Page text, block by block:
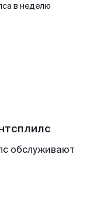
в неделю
обслуживают